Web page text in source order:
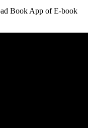
Book App of E-book